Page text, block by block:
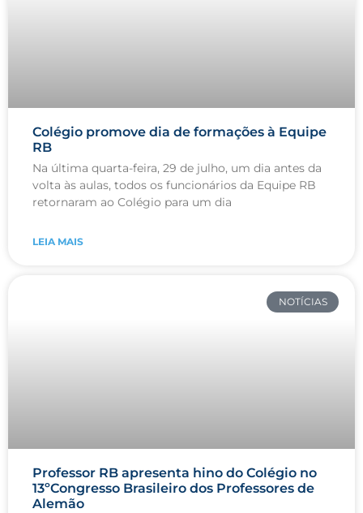
Colégio promove dia de formações à Equipe
RB
Na última quarta-feira, 29 de julho, um dia antes da
volta às aulas, todos os funcionários da Equipe RB
retornaram ao Colégio para um dia
LEIA MAIS
NOTÍCIAS
Professor RB apresenta hino do Colégio no
13ºCongresso Brasileiro dos Professores de
Alemão